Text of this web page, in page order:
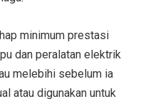
minimum prestasi
dan peralatan elektrik
melebihi sebelum ia
atau digunakan untuk